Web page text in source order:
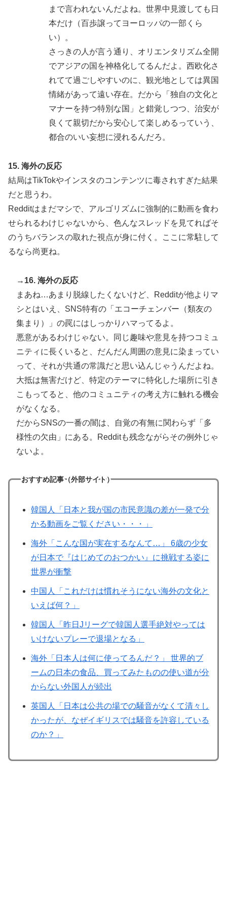
まで言われないんだよね。世界中見渡しても日
本だけ（百歩譲ってヨーロッパの一部くら
い）。
さっきの人が言う通り、オリエンタリズム全開
でアジアの国を神格化してるんだよ。西欧化さ
れてて過ごしやすいのに、観光地としては異国
情緒があって遠い存在。だから「独自の文化と
マナーを持つ特別な国」と錯覚しつつ、治安が
良くて親切だから安心して楽しめるっていう、
都合のいい妄想に浸れるんだろ。
15. 海外の反応
結局はTikTokやインスタのコンテンツに毒されすぎた結果
だと思うわ。
Redditはまだマシで、アルゴリズムに強制的に動画を食わ
せられるわけじゃないから、色んなスレッドを見てればそ
のうちバランスの取れた視点が身に付く。ここに常駐して
るなら尚更ね。
→16. 海外の反応
まあね…あまり脱線したくないけど、Redditが他よりマ
シとはいえ、SNS特有の「エコーチェンバー（類友の
集まり）」の罠にはしっかりハマってるよ。
悪意があるわけじゃない。同じ趣味や意見を持つコミュ
ニティに長くいると、だんだん周囲の意見に染まってい
って、それが共通の常識だと思い込んじゃうんだよね。
大抵は無害だけど、特定のテーマに特化した場所に引き
こもってると、他のコミュニティの考え方に触れる機会
がなくなる。
だからSNSの一番の闇は、自覚の有無に関わらず「多
様性の欠由」にある。Redditも残念ながらその例外じゃ
ないよ。
おすすめ記事（外部サイト）
韓国人「日本と我が国の市民意識の差が一発で分
かる動画をご覧ください・・・」
海外「こんな国が実在するなんて…」 6歳の少女
が日本で『はじめてのおつかい』に挑戦する姿に
世界が衝撃
中国人「これだけは慣れそうにない海外の文化と
いえば何？」
韓国人「昨日Jリーグで韓国人選手絶対やっては
いけないプレーで退場となる」
海外「日本人は何に使ってるんだ？」 世界的ブ
ームの日本の食品、買ってみたものの使い道が分
からない外国人が続出
英国人「日本は公共の場での騒音がなくて清々し
かったが、なぜイギリスでは騒音を許容している
のか？」